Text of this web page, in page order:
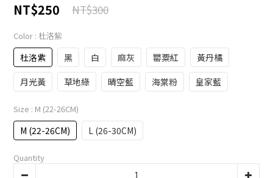
NT$250 NT$300
Color : 杜洛紫
杜洛紫 黑 白 麻灰 罌粟紅
黃丹橘
月光黃
草地綠 晴空藍 海棠粉 皇家藍
Size : M (22-26CM)
M (22-26CM) L (26-30CM)
Quantity